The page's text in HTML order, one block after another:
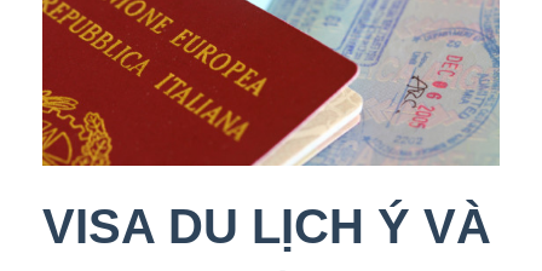
VISA DU LỊCH Ý VÀ